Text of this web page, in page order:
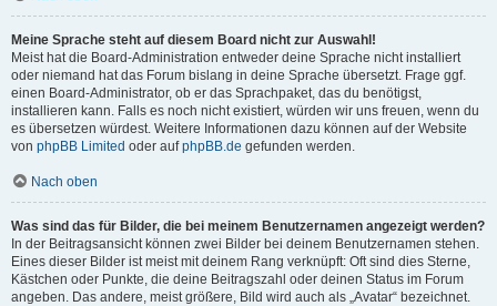
Meine Sprache steht auf diesem Board nicht zur Auswahl!
Meist hat die Board-Administration entweder deine Sprache nicht installiert
oder niemand hat das Forum bislang in deine Sprache übersetzt. Frage ggf.
einen Board-Administrator, ob er das Sprachpaket, das du benötigst,
installieren kann. Falls es noch nicht existiert, würden wir uns freuen, wenn du
es übersetzen würdest. Weitere Informationen dazu können auf der Website
von phpBB Limited oder aufphpBB.de gefunden werden.
Nach oben
Was sind das für Bilder, die bei meinem Benutzernamen angezeigt werden?
In der Beitragsansicht können zwei Bilder bei deinem Benutzernamen stehen.
Eines dieser Bilder ist meist mit deinem Rang verknüpft: Oft sind dies Sterne,
Kästchen oder Punkte, die deine Beitragszahl oder deinen Status im Forum
angeben. Das andere, meist größere, Bild wird auch als „Avatar“ bezeichnet.